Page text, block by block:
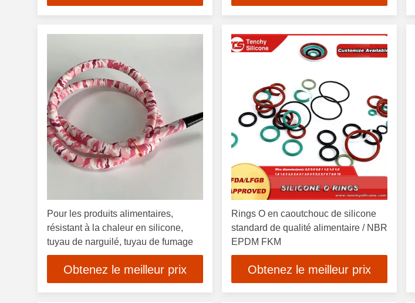
Pour les produits alimentaires,
résistant à la chaleur en silicone,
tuyau de narguilé, tuyau de fumage
Obtenez le meilleur prix
Rings O en caoutchouc de silicone
standard de qualité alimentaire / NBR
EPDM FKM
Obtenez le meilleur prix